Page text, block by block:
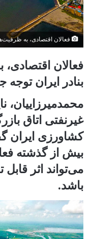
فعالان اقتصادی، به
فعالان
بنادر ایران
غیرنفتی اتاق
کشاورزی ایران
بیش از گذشته
می‌تواند اثر
باشد.